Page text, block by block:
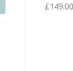
£149.00